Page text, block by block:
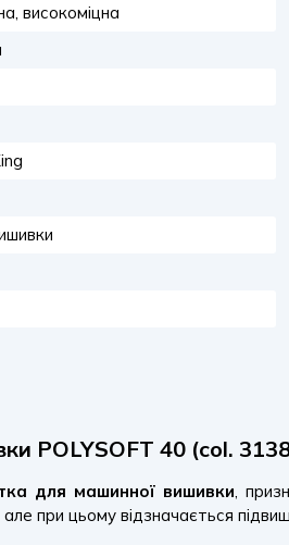
високоміцна
POLYSOFT 40 (col.
для машинної вишивки,
при цьому відзначається